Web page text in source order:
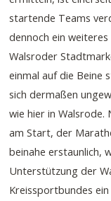
startende Teams
dennoch ein
Walsroder
einmal auf die Beine
sich dermaßen
wie hier in
am Start, der
beinahe erstaunlich,
Unterstützung der
Kreissportbundes